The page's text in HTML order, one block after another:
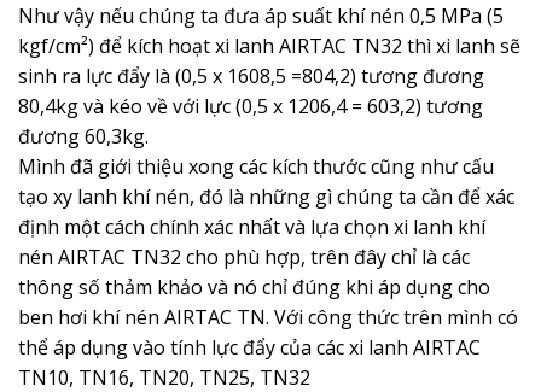
Như vậy nếu chúng ta đưa áp suất khí nén 0,5 MPa (5
kgf/cm²) để kích hoạt xi lanh AIRTAC TN32 thì xi lanh sẽ
sinh ra lực đẩy là (0,5 x 1608,5 =804,2) tương đương
80,4kg và kéo về với lực (0,5 x 1206,4 = 603,2) tương
đương 60,3kg.
Mình đã giới thiệu xong các kích thước cũng như cấu
tạo xy lanh khí nén, đó là những gì chúng ta cần để xác
định một cách chính xác nhất và lựa chọn xi lanh khí
nén AIRTAC TN32 cho phù hợp, trên đây chỉ là các
thông số thảm khảo và nó chỉ đúng khi áp dụng cho
ben hơi khí nén AIRTAC TN. Với công thức trên mình có
thể áp dụng vào tính lực đẩy của các xi lanh AIRTAC
TN10, TN16, TN20, TN25, TN32